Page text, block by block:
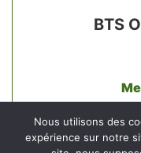
BTS
de 14h à
Nous utilisons des
expérience sur notre